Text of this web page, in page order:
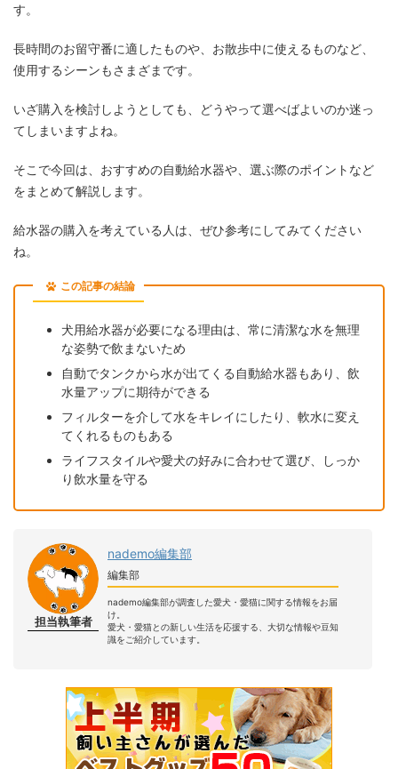
す。
長時間のお留守番に適したものや、お散歩中に使えるものなど、
使用するシーンもさまざまです。
いざ購入を検討しようとしても、どうやって選べばよいのか迷っ
てしまいますよね。
そこで今回は、おすすめの自動給水器や、選ぶ際のポイントなど
をまとめて解説します。
給水器の購入を考えている人は、ぜひ参考にしてみてください
ね。
この記事の結論
犬用給水器が必要になる理由は、常に清潔な水を無理
な姿勢で飲まないため
自動でタンクから水が出てくる自動給水器もあり、飲
水量アップに期待ができる
フィルターを介して水をキレイにしたり、軟水に変え
てくれるものもある
ライフスタイルや愛犬の好みに合わせて選び、しっか
り飲水量を守る
担当執筆者
nademo編集部
編集部
nademo編集部が調査した愛犬・愛猫に関する情報をお届
け。
愛犬・愛猫との新しい生活を応援する、大切な情報や豆知
識をご紹介しています。